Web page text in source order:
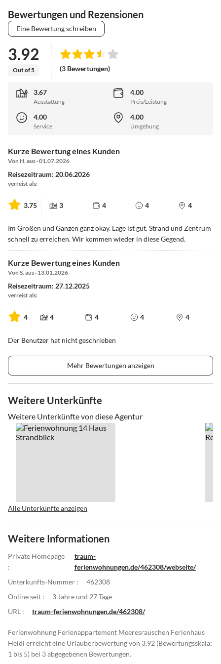
Bewertungen und Rezensionen
Eine Bewertung schreiben
3.92
Out of 5 (3 Bewertungen)
3.67
Ausstattung
4.00
Preis/Leistung
4.00
Service
4.00
Umgebung
Kurze Bewertung eines Kunden
Von H. aus · 01.07.2026
Reisezeitraum: 20.06.2026
verreist als:
3.75 3 4 4 4
Im Großen und Ganzen ganz okay. Lage ist gut. Strand und Zentrum
schnell zu erreichen. Wir kommen wieder in diese Gegend.
Kurze Bewertung eines Kunden
Von S. aus · 13.01.2026
Reisezeitraum: 27.12.2025
verreist als:
4 4 4 4 4
Der Benutzer hat nicht geschrieben
Mehr Bewertungen anzeigen
Weitere Unterkünfte
Weitere Unterkünfte von diese Agentur
Alle Unterkünfte anzeigen
Weitere Informationen
Private Homepage
:
traum-
ferienwohnungen.de/462308/webseite/
Unterkunfts-Nummer :
462308
Online seit :
3 Jahre und 27 Tage
URL :
traum-ferienwohnungen.de/462308/
Ferienwohnung Ferienappartement Meeresrauschen Ferienhaus
Heidi erreicht eine Urlauberbewertung von 3.92 (Bewertungsskala:
1 bis 5) bei 3 abgegebenen Bewertungen.